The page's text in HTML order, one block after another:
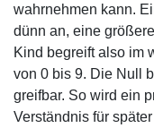
wahrnehmen kann.
dünn an, eine
Kind begreift also im
von 0 bis 9. Die Null
greifbar. So wird ein
Verständnis für